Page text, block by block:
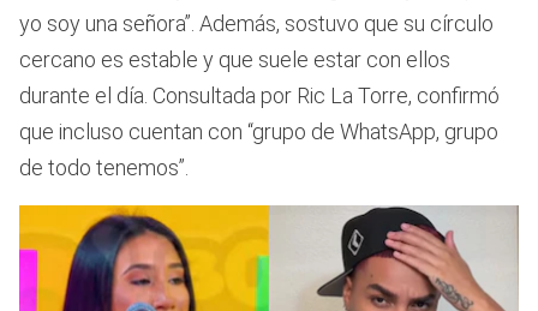
yo soy una señora”. Además, sostuvo que su círculo
cercano es estable y que suele estar con ellos
durante el día. Consultada por Ric La Torre, confirmó
que incluso cuentan con “grupo de WhatsApp, grupo
de todo tenemos”.